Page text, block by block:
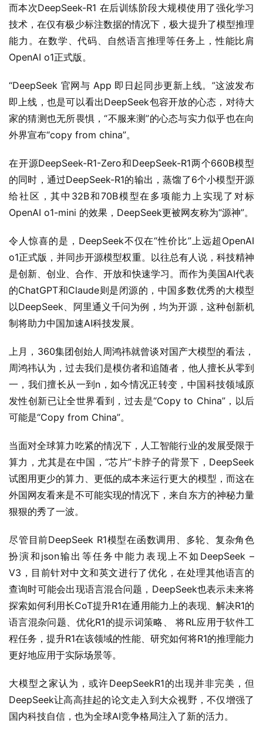
而本次DeepSeek-R1 在后训练阶段大规模使用了强化学习
技术，在仅有极少标注数据的情况下，极大提升了模型推理
能力。在数学、代码、自然语言推理等任务上，性能比肩
OpenAI o1正式版。
“DeepSeek 官网与 App 即日起同步更新上线。”这波发布
即上线，也是可以看出DeepSeek包容开放的心态，对待大
家的猜测也无所畏惧，“不服来测”的心态与实力似乎也在向
外界宣布“copy from china”。
在开源DeepSeek-R1-Zero和DeepSeek-R1两个660B模型
的同时，通过DeepSeek-R1的输出，蒸馏了6个小模型开源
给社区，其中32B和70B模型在多项能力上实现了对标
OpenAI o1-mini 的效果，DeepSeek更被网友称为“源神”。
令人惊喜的是，DeepSeek不仅在“性价比”上远超OpenAI
o1正式版，并同步开源模型权重。以往总有人说，科技精神
是创新、创业、合作、开放和快速学习。而作为美国AI代表
的ChatGPT和Claude则是闭源的，中国多数优秀的大模型
以DeepSeek、阿里通义千问为例，均为开源，这种创新机
制将助力中国加速AI科技发展。
上月，360集团创始人周鸿祎就曾谈对国产大模型的看法，
周鸿祎认为，过去我们是模仿者和追随者，他人擅长从零到
一，我们擅长从一到n，如今情况正转变，中国科技领域原
发性创新已让全世界看到，过去是“Copy to China”，以后
可能是“Copy from China”。
当面对全球算力吃紧的情况下，人工智能行业的发展受限于
算力，尤其是在中国，“芯片”卡脖子的背景下，DeepSeek
试图用更少的算力、更低的成本来运行更大的模型，而这在
外国网友看来是不可能实现的情况下，来自东方的神秘力量
狠狠的秀了一波。
尽管目前DeepSeek R1模型在函数调用、多轮、复杂角色
扮演和json输出等任务中能力表现上不如DeepSeek –
V3，目前针对中文和英文进行了优化，在处理其他语言的
查询时可能会出现语言混合问题，DeepSeek也表示未来将
探索如何利用长CoT提升R1在通用能力上的表现、解决R1的
语言混杂问题、优化R1的提示词策略、 将RL应用于软件工
程任务，提升R1在该领域的性能、研究如何将R1的推理能力
更好地应用于实际场景等。
大模型之家认为，或许DeepSeekR1的出现并非完美，但
DeepSeek让高高挂起的论文走入到大众视野，不仅增强了
国内科技自信，也为全球AI竞争格局注入了新的活力。